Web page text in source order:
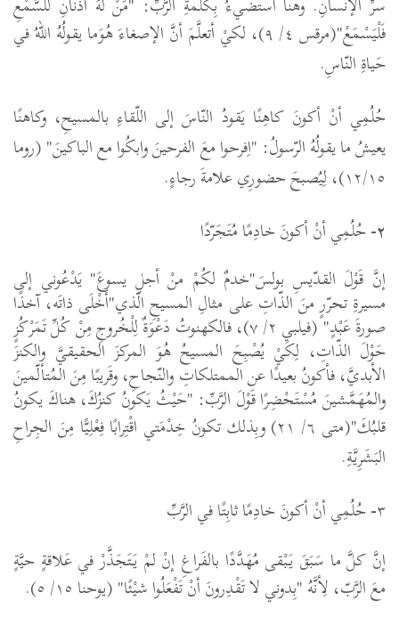
فَلْيَسْمَعْ"(مرقس ٤/ ٩)، لكيْ أتعلَّمَ أنَّ الإصغاءَ هُوَما يقولُهُ اللهُ في
حَياةِ النّاسِ.
حُلُمِي أنْ أكونَ كاهِنًا يَقودُ النّاسَ إلى اللّقاءِ بالمسيحِ، وكاهنًا
يعيشُ ما يقولُهُ الرّسولُ: "اِفرحوا معَ الفرحينَ وابكُوا مع الباكينَ" (روما
١٢/١٥)، لِيُصبحَ حضورِي علامةَ رجاءٍ.
٢- حُلُمِي أنْ أكونَ خادِمًا مُتَجَرّدًا
إنَّ قَوْلَ القدّيسِ بولسَ"خدمٌ لكُمْ منْ أجلِ يسوعَ" يَدْعُوني إلى
مسيرةِ تحرّرٍ منَ الذّاتِعلى مثالِ المسيحِ الّذي"أَخْلَى ذاتَه، آخذًا
صورةَ عَبْدٍ" (فيلبي ٢/٧)، فالكهنوتُ دَعْوَةٌ لِلْخُروجِ مِنْ كُلِّ تَمَرْكُزٍ
حَوْلَ الذّاتِ، لِكَيْ يُصْبِحَ المسيحُ هُوَ المركزَ الحقيقيَّ والكنزَ
الأبديَّ، فأكونُ بعيدًا عن الممتلكاتِ والنّجاحِ، وقَريبًا مِنَ المُتألّمينَ
والمُهَمَّشينَ مُسْتَحْضِرًا قَوْلَ الرَّبِّ: "حَيْثُ يَكونُ كنزُكَ، هناكَ يكونُ
قلبُكَ"(متى ٦/ ٢١) وبِذلك تكونُ خِدْمَتي اقْتِرابًا فِعْلِيًّا مِنَ الجِراحِ
البَشَرِيَّةِ.
٣-حُلُمِي أنْ أكونَ خادِمًا ثابِتًا في الرَّبِّ
إنَّ كلَّ ما سَبَقَ يَبْقى مُهَدَّدًا بالفَراغِ إنْ لمْ يَتَجَذَّرْ في عَلاقةٍ حيَّةٍ
معَ الرَّبّ، لِأنَّهُ "بِدوني لا تَقْدِرونَ أنْ تَفْعَلُوا شيْئًا" (يوحنا ١٥/٥).